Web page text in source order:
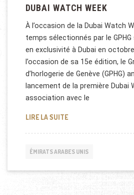
DUBAI WATCH WEEK
À l’occasion de la Dubai Watch
temps sélectionnés par le
en exclusivité à Dubai en
l’occasion de sa 15e édition, le
d’horlogerie de Genève (GPHG)
lancement de la première Dubai
association avec le
LIRE LA SUITEDUBAI WATCH WEEK
ÉMIRATS ARABES UNIS